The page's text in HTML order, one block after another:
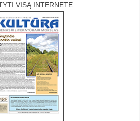
VISĄ INTERNETE